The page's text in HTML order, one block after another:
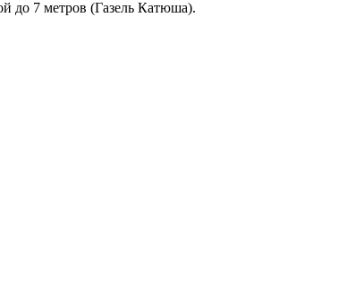
до 7 метров (Газель Катюша).